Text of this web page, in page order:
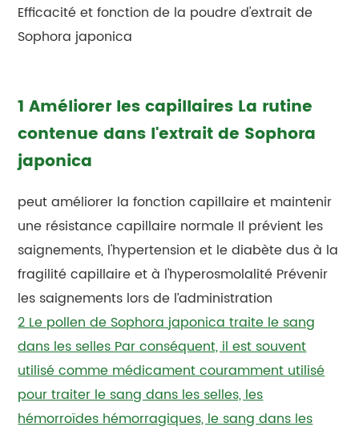
Efficacité et fonction de la poudre d'extrait de
Sophora japonica
1 Améliorer les capillaires La rutine
contenue dans l'extrait de Sophora
japonica
peut améliorer la fonction capillaire et maintenir
une résistance capillaire normale Il prévient les
saignements, l'hypertension et le diabète dus à la
fragilité capillaire et à l'hyperosmolalité Prévenir
les saignements lors de l’administration
2 Le pollen de Sophora japonica traite le sang
dans les selles Par conséquent, il est souvent
utilisé comme médicament couramment utilisé
pour traiter le sang dans les selles, les
hémorroïdes hémorragiques, le sang dans les